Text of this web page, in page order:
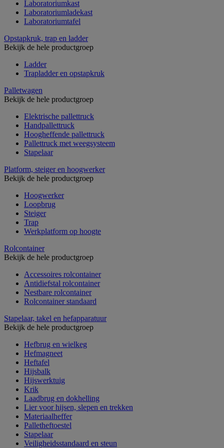
Laboratoriumkast
Laboratoriumladekast
Laboratoriumtafel
Opstapkruk, trap en ladder
Bekijk de hele productgroep
Ladder
Trapladder en opstapkruk
Palletwagen
Bekijk de hele productgroep
Elektrische pallettruck
Handpallettruck
Hoogheffende pallettruck
Pallettruck met weegsysteem
Stapelaar
Platform, steiger en hoogwerker
Bekijk de hele productgroep
Hoogwerker
Loopbrug
Steiger
Trap
Werkplatform op hoogte
Rolcontainer
Bekijk de hele productgroep
Accessoires rolcontainer
Antidiefstal rolcontainer
Nestbare rolcontainer
Rolcontainer standaard
Stapelaar, takel en hefapparatuur
Bekijk de hele productgroep
Hefbrug en wielkeg
Hefmagneet
Heftafel
Hijsbalk
Hijswerktuig
Krik
Laadbrug en dokhelling
Lier voor hijsen, slepen en trekken
Materiaalheffer
Palletheftoestel
Stapelaar
Veiligheidsstandaard en steun